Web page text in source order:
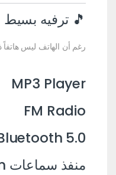
🎵 ترفيه
رغم أن الهاتف ليس هاتفاً
MP3 Player
FM Radio
5.0
منفذ سماعات 3.5mm